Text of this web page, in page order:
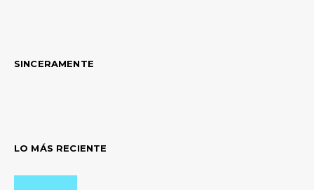
SINCERAMENTE
LO MÁS RECIENTE